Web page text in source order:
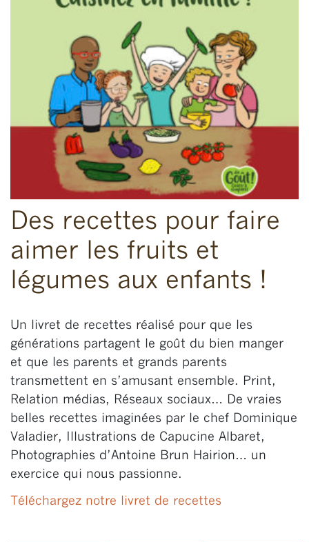
Des recettes pour faire
aimer les fruits et
légumes aux enfants !
Un livret de recettes réalisé pour que les
générations partagent le goût du bien manger
et que les parents et grands parents
transmettent en s’amusant ensemble. Print,
Relation médias, Réseaux sociaux… De vraies
belles recettes imaginées par le chef Dominique
Valadier, Illustrations de Capucine Albaret,
Photographies d’Antoine Brun Hairion… un
exercice qui nous passionne.
Téléchargez notre livret de recettes